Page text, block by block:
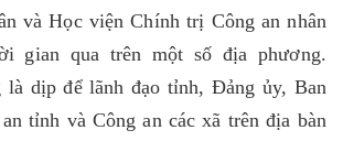
và Học viện Chính trị Công an nhân
gian qua trên một số địa phương.
dịp để lãnh đạo tỉnh, Đảng ủy, Ban
tỉnh và Công an các xã trên địa bàn